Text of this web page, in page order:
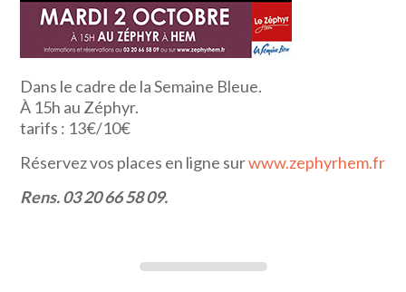
Dans le cadre de la Semaine Bleue.
À 15h au Zéphyr.
tarifs : 13€/10€
Réservez vos places en ligne surwww.zephyrhem.fr
Rens. 03 20 66 58 09.